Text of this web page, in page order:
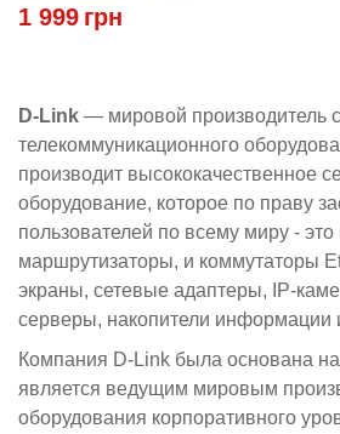
1 999 грн
D-Link — мировой производитель
телекоммуникационного
производит высококачественное
оборудование, которое по праву
пользователей по всему миру -
маршрутизаторы, и коммутаторы
экраны, сетевые адаптеры, IP-
серверы, накопители информации
Компания D-Link была основана
является ведущим мировым
оборудования корпоративного